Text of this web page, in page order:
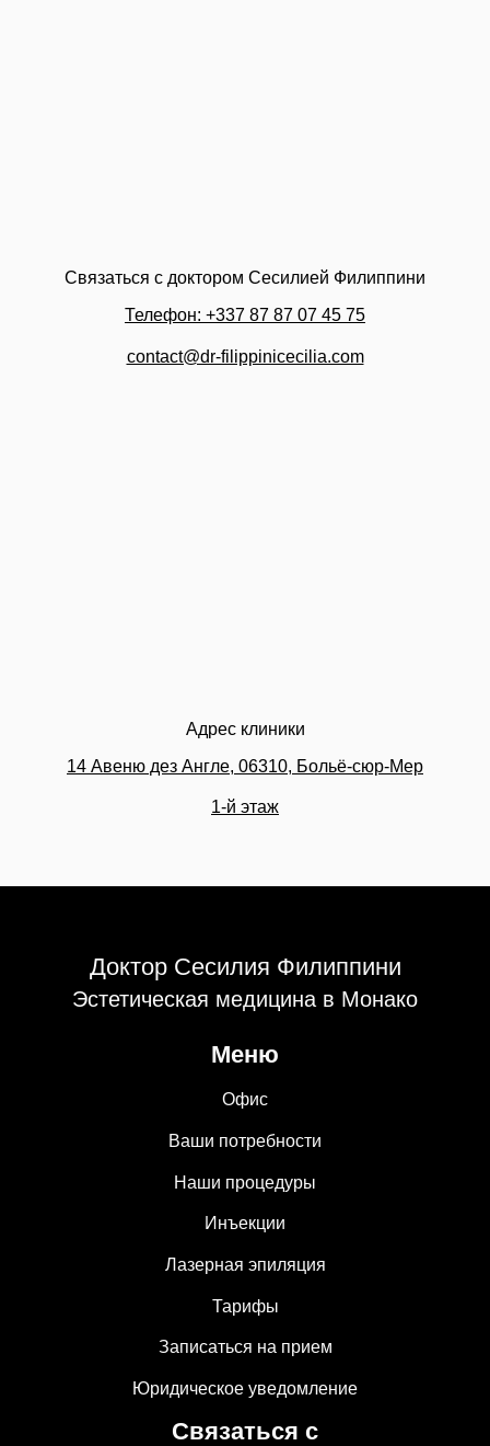
Связаться с доктором Сесилией Филиппини
Телефон: +337 87 87 07 45 75
contact@dr-filippinicecilia.com
Адрес клиники
14 Авеню дез Англе, 06310, Больё-сюр-Мер
1-й этаж
Доктор Сесилия Филиппини
Эстетическая медицина в Монако
Меню
Офис
Ваши потребности
Наши процедуры
Инъекции
Лазерная эпиляция
Тарифы
Записаться на прием
Юридическое уведомление
Связаться с